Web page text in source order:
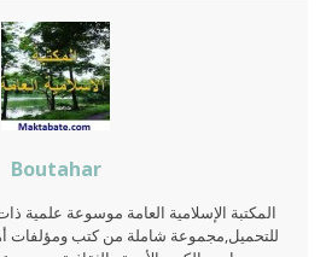
Boutahar
المكتبة الإسلامية العامة موسوعة علمية
للتحميل,مجموعة شاملة من كتب ومؤلفات